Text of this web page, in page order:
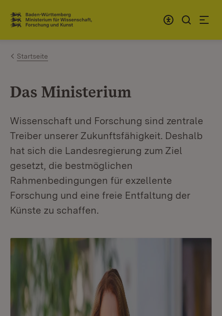
Zum Inhalt springen
Link zur Startseite
Startseite
Das Ministerium
Wissenschaft und Forschung sind zentrale
Treiber unserer Zukunftsfähigkeit. Deshalb
hat sich die Landesregierung zum Ziel
gesetzt, die bestmöglichen
Rahmenbedingungen für exzellente
Forschung und eine freie Entfaltung der
Künste zu schaffen.